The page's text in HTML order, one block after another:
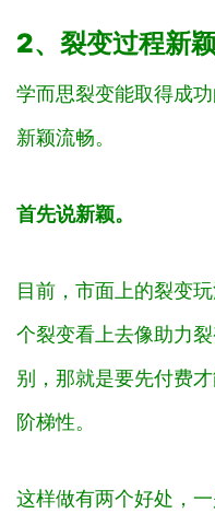
2、裂变过程新
学而思裂变能取得成
新颖流畅。
首先说新颖。
目前，市面上的裂变
个裂变看上去像助力
别，那就是要先付费
阶梯性。
这样做有两个好处，